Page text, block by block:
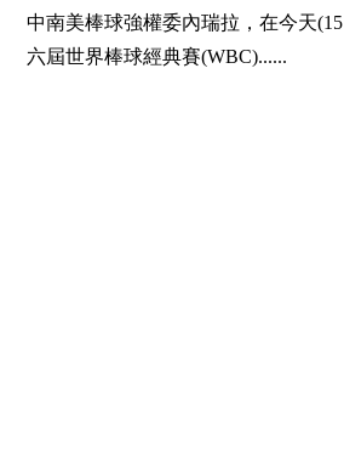
中南美棒球強權委內瑞拉，在今天
六屆世界棒球經典賽(WBC)......